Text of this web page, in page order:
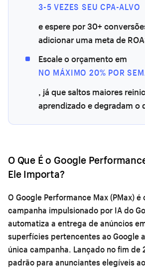
3-5 VEZES SEU CPA-ALVO
e espere por 30+
adicionar uma meta de
Escale o orçamento em
NO MÁXIMO 20% POR
, já que saltos maiores
aprendizado e degradam o
O Que É o Google
Ele Importa?
O Google Performance Max (PMax) é
campanha impulsionado por IA do
automatiza a entrega de anúncios
superfícies pertencentes ao Google
única campanha. Lançado no fim de
padrão para anunciantes elegíveis